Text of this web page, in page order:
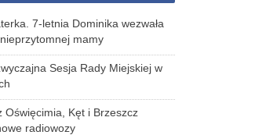
7-letnia Dominika wezwała
mamy
Sesja Rady Miejskiej w
Oświęcimia, Kęt i Brzeszcz
radiowozy